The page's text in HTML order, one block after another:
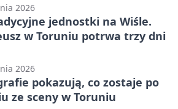
2026
jednostki na Wiśle.
w Toruniu potrwa trzy dni
2026
pokazują, co zostaje po
ze sceny w Toruniu